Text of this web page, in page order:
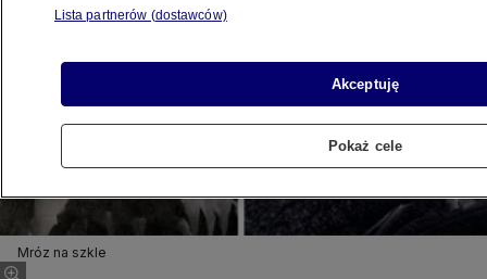
Mróz na szkle
Lista partnerów (dostawców)
Akceptuję
Pokaż cele